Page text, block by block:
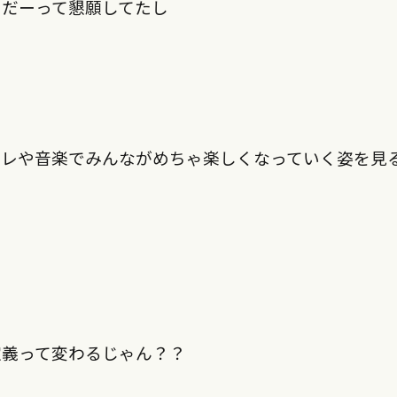
ーって懇願してたし
や音楽でみんながめちゃ楽しくなっていく姿を見
って変わるじゃん？？